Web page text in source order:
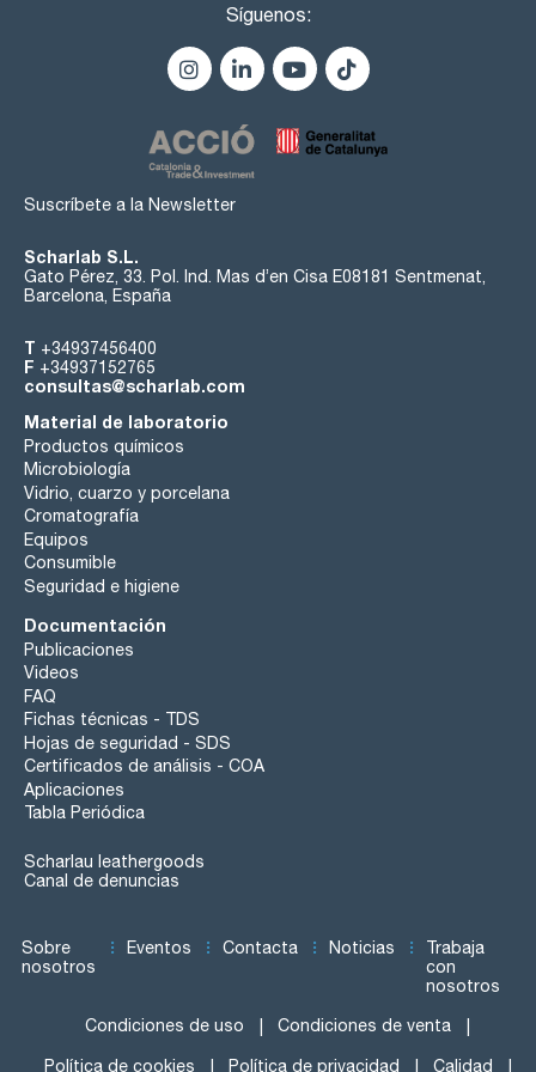
Síguenos:
Suscríbete a la Newsletter
Scharlab S.L.
Gato Pérez, 33. Pol. Ind. Mas d’en Cisa E08181 Sentmenat,
Barcelona, España
T +34937456400
F +34937152765
consultas@scharlab.com
Material de laboratorio
Productos químicos
Microbiología
Vidrio, cuarzo y porcelana
Cromatografía
Equipos
Consumible
Seguridad e higiene
Documentación
Publicaciones
Videos
FAQ
Fichas técnicas - TDS
Hojas de seguridad - SDS
Certificados de análisis - COA
Aplicaciones
Tabla Periódica
Scharlau leathergoods
Canal de denuncias
Sobre
nosotros
Eventos Contacta Noticias
Trabaja
con
nosotros
Condiciones de uso Condiciones de venta
Política de cookies Política de privacidad Calidad